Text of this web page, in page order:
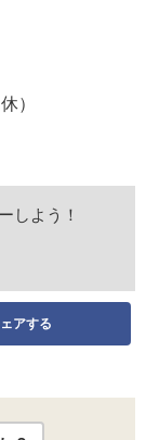
）
しよう！
アする